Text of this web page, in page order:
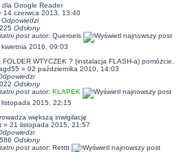
dla Google Reader
14 czerwca 2013, 13:40
Odpowiedzi
Odsłony
post autor: Queroels
kwietnia 2016, 09:03
WTYCZEK ? (instalacja FLASH-a) pomóżcie.
» 02 października 2010, 14:03
Odsłony
post autor: KLAPEK
listopada 2015, 22:15
większą inwigilację
» 21 listopada 2015, 21:57
Odsłony
post autor: Retttt